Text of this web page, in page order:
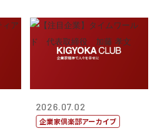
2026.07.02
企業家倶楽部アーカイブ